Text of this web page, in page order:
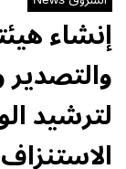
إنشاء
لترشيد